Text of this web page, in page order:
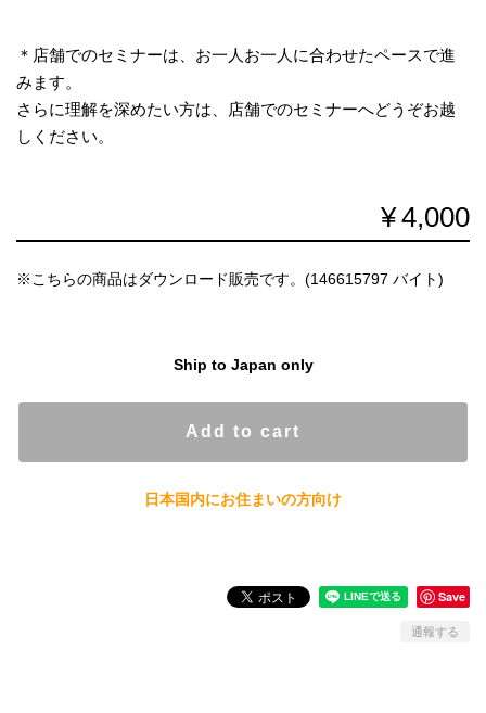
＊店舗でのセミナーは、お一人お一人に合わせたペースで進
みます。
さらに理解を深めたい方は、店舗でのセミナーへどうぞお越
しください。
¥4,000
※こちらの商品はダウンロード販売です。(146615797 バイト)
Ship to Japan only
Add to cart
日本国内にお住まいの方向け
Save
通報する